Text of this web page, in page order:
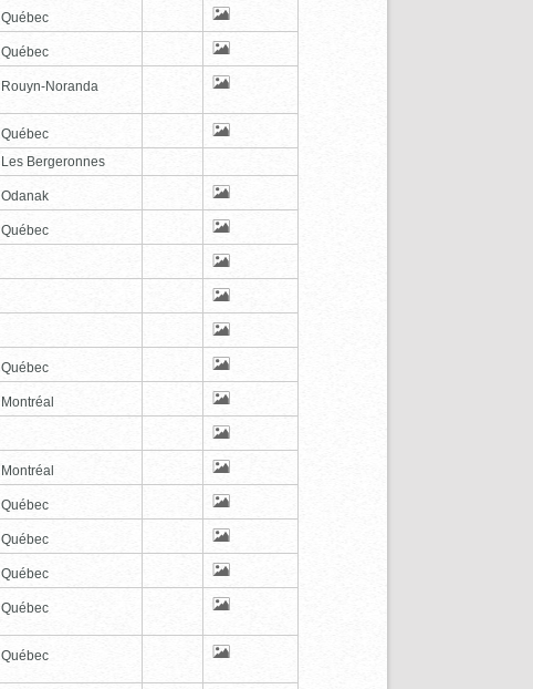
Québec
Québec
Rouyn-Noranda
Québec
Les Bergeronnes
Odanak
Québec
Québec
Montréal
Montréal
Québec
Québec
Québec
Québec
Québec